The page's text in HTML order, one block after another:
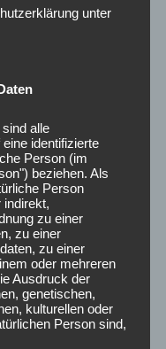
unter
alle
identifizierte
Person (im
beziehen. Als
Person
zu einer
zu einer
zu einer
oder mehreren
Ausdruck der
genetischen,
kulturellen oder
Person sind,